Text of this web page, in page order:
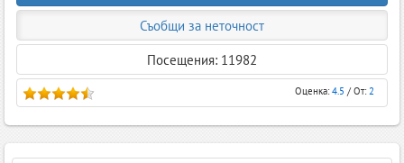
Съобщи за неточност
Посещения: 11982
Оценка:4.5 / От:2